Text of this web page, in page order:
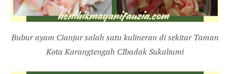
Bubur ayam Cianjur salah satu kulineran di sekitar Taman
Kota Karangtengah CIbadak Sukabumi